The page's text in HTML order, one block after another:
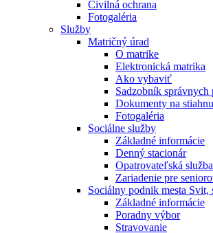
Civilná ochrana
Fotogaléria
Služby
Matričný úrad
O matrike
Elektronická matrika
Ako vybaviť
Sadzobník správnych
Dokumenty na
Fotogaléria
Sociálne služby
Základné informácie
Denný stacionár
Opatrovateľská služba
Zariadenie pre
Sociálny podnik mesta Svit,
Základné informácie
Poradny výbor
Stravovanie